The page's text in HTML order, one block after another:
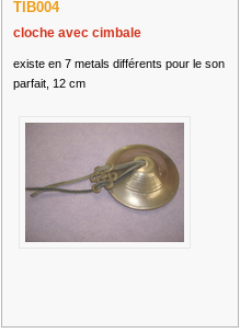
TIB004
cloche avec cimbale
existe en 7 metals différents pour le son
parfait, 12 cm